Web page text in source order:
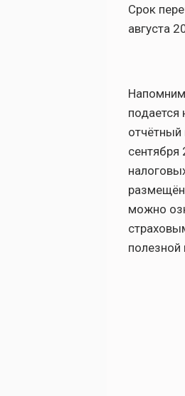
Срок
августа
отчётный
сентября
можно